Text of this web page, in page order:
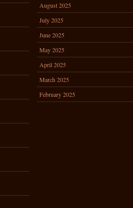
August 2025
July 2025
June 2025
May 2025
April 2025
March 2025
February 2025